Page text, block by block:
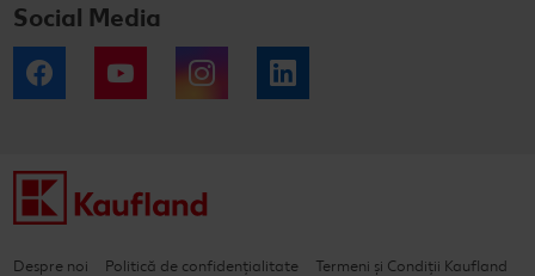
Social Media
Facebook YouTube Instagram
Despre noi Politică de confidențialitate
Termeni și Condiții Kaufland